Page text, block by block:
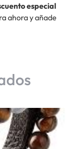
especial
ahora y añade